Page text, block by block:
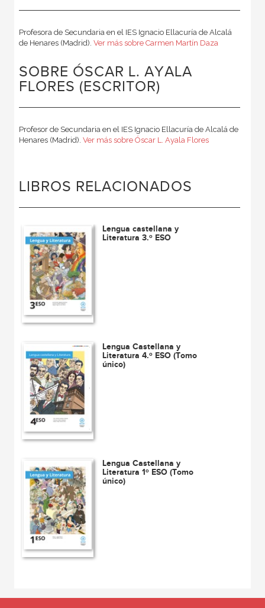
Profesora de Secundaria en el IES Ignacio Ellacuría de Alcalá
de Henares (Madrid). Ver más sobre Carmen Martín Daza
SOBRE ÓSCAR L. AYALA
FLORES (ESCRITOR)
Profesor de Secundaria en el IES Ignacio Ellacuría de Alcalá de
Henares (Madrid). Ver más sobre Óscar L. Ayala Flores
LIBROS RELACIONADOS
Lengua castellana y
Literatura 3.º ESO
Lengua Castellana y
Literatura 4.º ESO (Tomo
único)
Lengua Castellana y
Literatura 1º ESO (Tomo
único)